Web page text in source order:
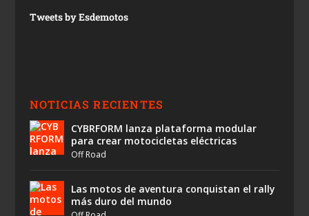
Tweets by Esdemotos
NOTICIAS RECIENTES
CYBRFORM lanza plataforma modular
para crear motocicletas eléctricas
Off Road
Las motos de aventura conquistan el rally
más duro del mundo